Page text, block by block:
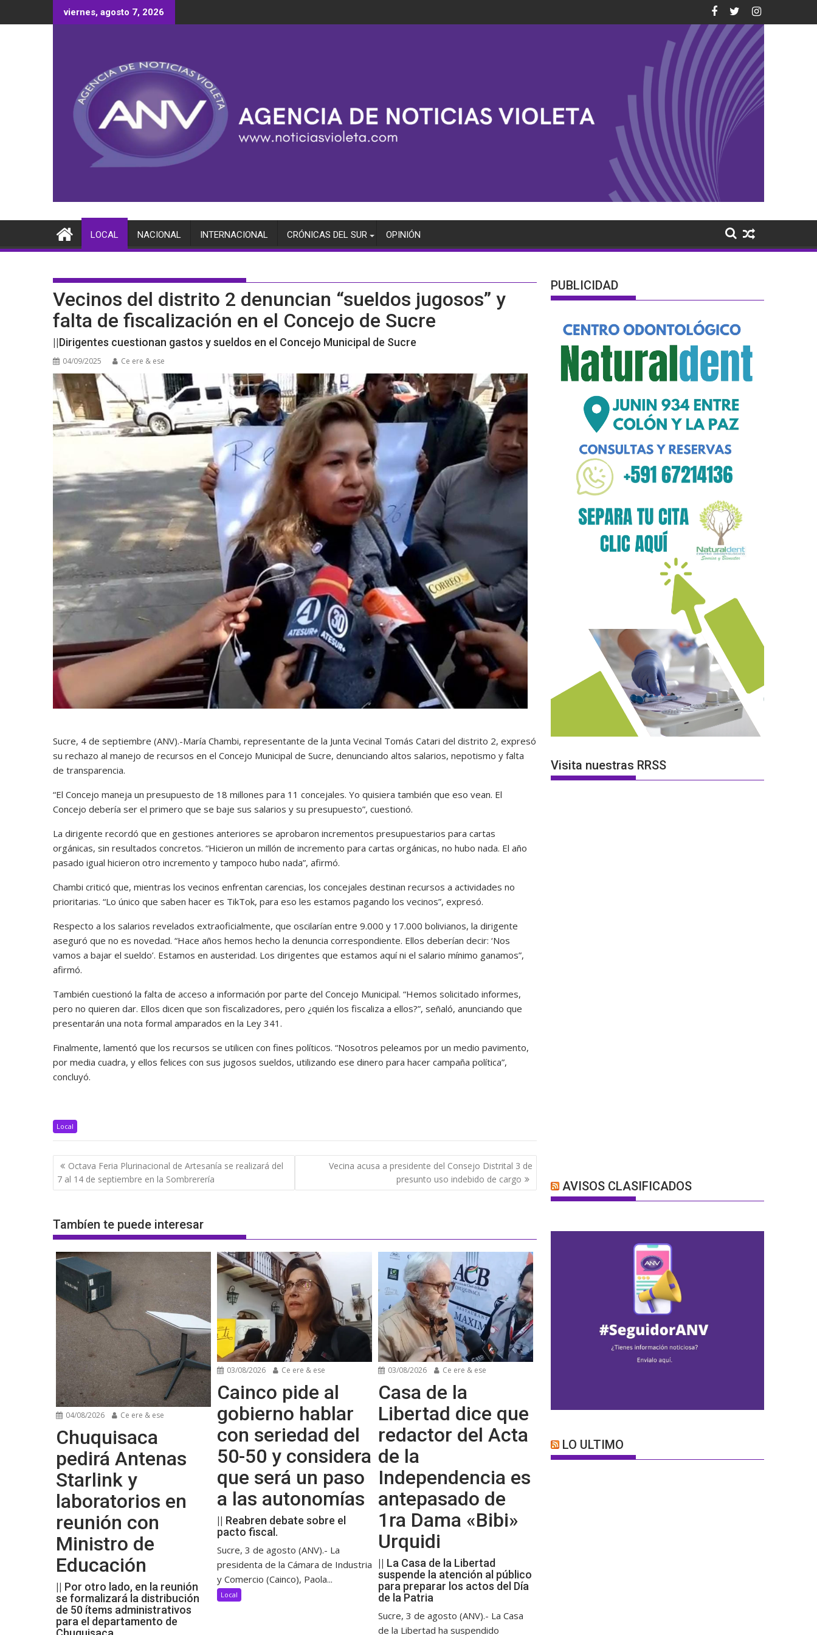
al
viernes, agosto 7, 2026
LOCAL NACIONAL INTERNACIONAL CRÓNICAS DEL SUR OPINIÓN
Vecinos del distrito 2 denuncian “sueldos jugosos” y
falta de fiscalización en el Concejo de Sucre
||Dirigentes cuestionan gastos y sueldos en el Concejo Municipal de Sucre
04/09/2025 Ce ere & ese
Sucre, 4 de septiembre (ANV).-María Chambi, representante de la Junta Vecinal Tomás Catari del distrito 2, expresó
su rechazo al manejo de recursos en el Concejo Municipal de Sucre, denunciando altos salarios, nepotismo y falta
de transparencia.
“El Concejo maneja un presupuesto de 18 millones para 11 concejales. Yo quisiera también que eso vean. El
Concejo debería ser el primero que se baje sus salarios y su presupuesto”, cuestionó.
La dirigente recordó que en gestiones anteriores se aprobaron incrementos presupuestarios para cartas
orgánicas, sin resultados concretos. “Hicieron un millón de incremento para cartas orgánicas, no hubo nada. El año
pasado igual hicieron otro incremento y tampoco hubo nada”, afirmó.
Chambi criticó que, mientras los vecinos enfrentan carencias, los concejales destinan recursos a actividades no
prioritarias. “Lo único que saben hacer es TikTok, para eso les estamos pagando los vecinos”, expresó.
Respecto a los salarios revelados extraoficialmente, que oscilarían entre 9.000 y 17.000 bolivianos, la dirigente
aseguró que no es novedad. “Hace años hemos hecho la denuncia correspondiente. Ellos deberían decir: ‘Nos
vamos a bajar el sueldo’. Estamos en austeridad. Los dirigentes que estamos aquí ni el salario mínimo ganamos”,
afirmó.
También cuestionó la falta de acceso a información por parte del Concejo Municipal. “Hemos solicitado informes,
pero no quieren dar. Ellos dicen que son fiscalizadores, pero ¿quién los fiscaliza a ellos?”, señaló, anunciando que
presentarán una nota formal amparados en la Ley 341.
Finalmente, lamentó que los recursos se utilicen con fines políticos. “Nosotros peleamos por un medio pavimento,
por media cuadra, y ellos felices con sus jugosos sueldos, utilizando ese dinero para hacer campaña política”,
concluyó.
Local
Navegación
de
entradas
Octava Feria Plurinacional de Artesanía se realizará del
7 al 14 de septiembre en la Sombrerería
Vecina acusa a presidente del Consejo Distrital 3 de
presunto uso indebido de cargo
Tambíen te puede interesar
04/08/2026 Ce ere & ese
Chuquisaca
pedirá Antenas
Starlink y
laboratorios en
reunión con
Ministro de
Educación
|| Por otro lado, en la reunión
se formalizará la distribución
de 50 ítems administrativos
para el departamento de
03/08/2026 Ce ere & ese
Cainco pide al
gobierno hablar
con seriedad del
50-50 y considera
que será un paso
a las autonomías
|| Reabren debate sobre el
pacto fiscal.
Sucre, 3 de agosto (ANV).- La
presidenta de la Cámara de Industria
y Comercio (Cainco), Paola...
Local
03/08/2026 Ce ere & ese
Casa de la
Libertad dice que
redactor del Acta
de la
Independencia es
antepasado de
1ra Dama «Bibi»
Urquidi
|| La Casa de la Libertad
suspende la atención al público
para preparar los actos del Día
de la Patria
Sucre, 3 de agosto (ANV).- La Casa
de la Libertad ha suspendido
PUBLICIDAD
Visita nuestras RRSS
AVISOS CLASIFICADOS
LO ULTIMO